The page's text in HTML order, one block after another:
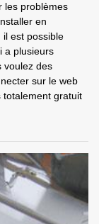
les problèmes
en
il est possible
a plusieurs
voulez des
sur le web
totalement gratuit